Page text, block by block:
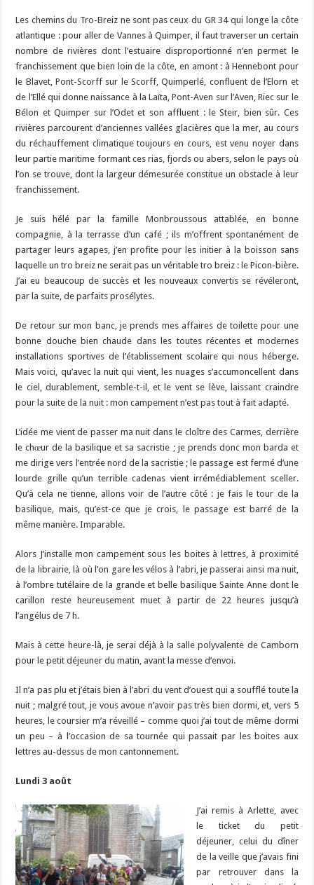
Les chemins du Tro-Breiz ne sont pas ceux du GR 34 qui longe la côte
atlantique : pour aller de Vannes à Quimper, il faut traverser un certain
nombre de rivières dont l’estuaire disproportionné n’en permet le
franchissement que bien loin de la côte, en amont : à Hennebont pour
le Blavet, Pont-Scorff sur le Scorff, Quimperlé, confluent de l’Elorn et
de l’Ellé qui donne naissance à la Laïta, Pont-Aven sur l’Aven, Riec sur le
Bélon et Quimper sur l’Odet et son affluent : le Steir, bien sûr. Ces
rivières parcourent d’anciennes vallées glacières que la mer, au cours
du réchauffement climatique toujours en cours, est venu noyer dans
leur partie maritime formant ces rias, fjords ou abers, selon le pays où
l’on se trouve, dont la largeur démesurée constitue un obstacle à leur
franchissement.
Je suis hélé par la famille Monbroussous attablée, en bonne
compagnie, à la terrasse d’un café ; ils m’offrent spontanément de
partager leurs agapes, j’en profite pour les initier à la boisson sans
laquelle un tro breiz ne serait pas un véritable tro breiz : le Picon-bière.
J’ai eu beaucoup de succès et les nouveaux convertis se révéleront,
par la suite, de parfaits prosélytes.
De retour sur mon banc, je prends mes affaires de toilette pour une
bonne douche bien chaude dans les toutes récentes et modernes
installations sportives de l’établissement scolaire qui nous héberge.
Mais voici, qu’avec la nuit qui vient, les nuages s’accumoncellent dans
le ciel, durablement, semble-t-il, et le vent se lève, laissant craindre
pour la suite de la nuit : mon campement n’est pas tout à fait adapté.
L’idée me vient de passer ma nuit dans le cloître des Carmes, derrière
le chœur de la basilique et sa sacristie ; je prends donc mon barda et
me dirige vers l’entrée nord de la sacristie ; le passage est fermé d’une
lourde grille qu’un terrible cadenas vient irrémédiablement sceller.
Qu’à cela ne tienne, allons voir de l’autre côté : je fais le tour de la
basilique, mais, qu’est-ce que je crois, le passage est barré de la
même manière. Imparable.
Alors J’installe mon campement sous les boites à lettres, à proximité
de la librairie, là où l’on gare les vélos à l’abri, je passerai ainsi ma nuit,
à l’ombre tutélaire de la grande et belle basilique Sainte Anne dont le
carillon reste heureusement muet à partir de 22 heures jusqu’à
l’angélus de 7 h.
Mais à cette heure-là, je serai déjà à la salle polyvalente de Camborn
pour le petit déjeuner du matin, avant la messe d’envoi.
Il n’a pas plu et j’étais bien à l’abri du vent d’ouest qui a soufflé toute la
nuit ; malgré tout, je vous avoue n’avoir pas très bien dormi, et, vers 5
heures, le coursier m’a réveillé – comme quoi j’ai tout de même dormi
un peu – à l’occasion de sa tournée qui passait par les boites aux
lettres au-dessus de mon cantonnement.
Lundi 3 août
J’ai remis à Arlette, avec
le ticket du petit
déjeuner, celui du dîner
de la veille que j’avais fini
par retrouver dans la